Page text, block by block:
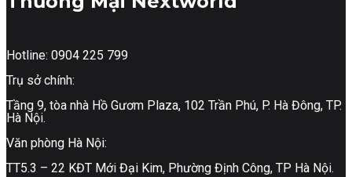
Hotline: 0904 225 799
Trụ sở chính:
Tầng 9, tòa nhà Hồ Gươm Plaza, 102 Trần Phú, P. Hà Đông, TP.
Hà Nội.
Văn phòng Hà Nội:
TT5.3 – 22 KĐT Mới Đại Kim, Phường Định Công, TP Hà Nội.